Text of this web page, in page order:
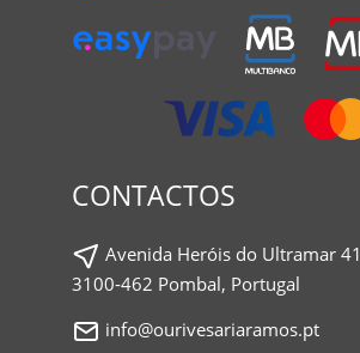
CONTACTOS
Avenida Heróis do Ultramar 41
3100-462 Pombal, Portugal
info@ourivesariaramos.pt